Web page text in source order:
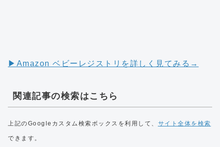
▶︎Amazon ベビーレジストリを詳しく見てみる→
関連記事の検索はこちら
上記のGoogleカスタム検索ボックスを利用して、 サイト全体を検索
できます。